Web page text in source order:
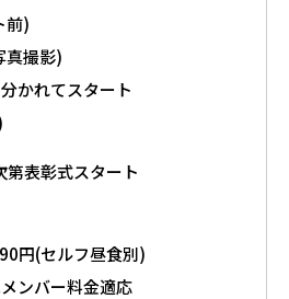
前)
真撮影)
かれてスタート
表彰式スタート
円(セルフ昼食別)
ンバー料金適応